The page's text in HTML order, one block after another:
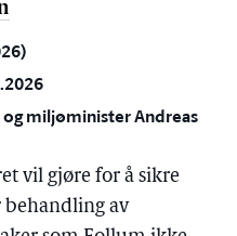
miljøminister Andreas
vil gjøre for å sikre
behandling av